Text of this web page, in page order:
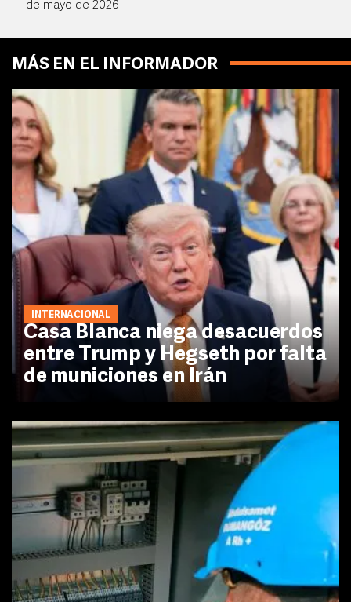
de mayo de 2026
MÁS EN EL INFORMADOR
INTERNACIONAL
Casa Blanca niega desacuerdos
entre Trump y Hegseth por falta
de municiones en Irán